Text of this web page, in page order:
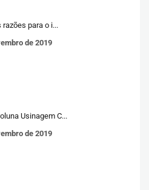
para o i...
de 2019
Usinagem C...
de 2019